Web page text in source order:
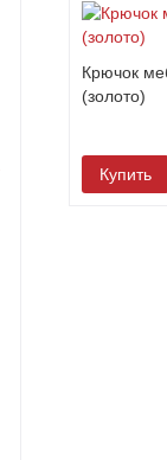
Крючок
(золото)
Купить